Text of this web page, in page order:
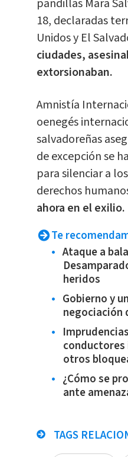
pandillas Mara
18, declaradas
Unidos y El
ciudades,
extorsionaban.
Amnistía
oenegés
salvadoreñas
de excepción se
para silenciar a
derechos
ahora en el exilio.
Te
Ataque a
heridos
Gobierno y
negociación
otros
¿Cómo se
ante
TAGS